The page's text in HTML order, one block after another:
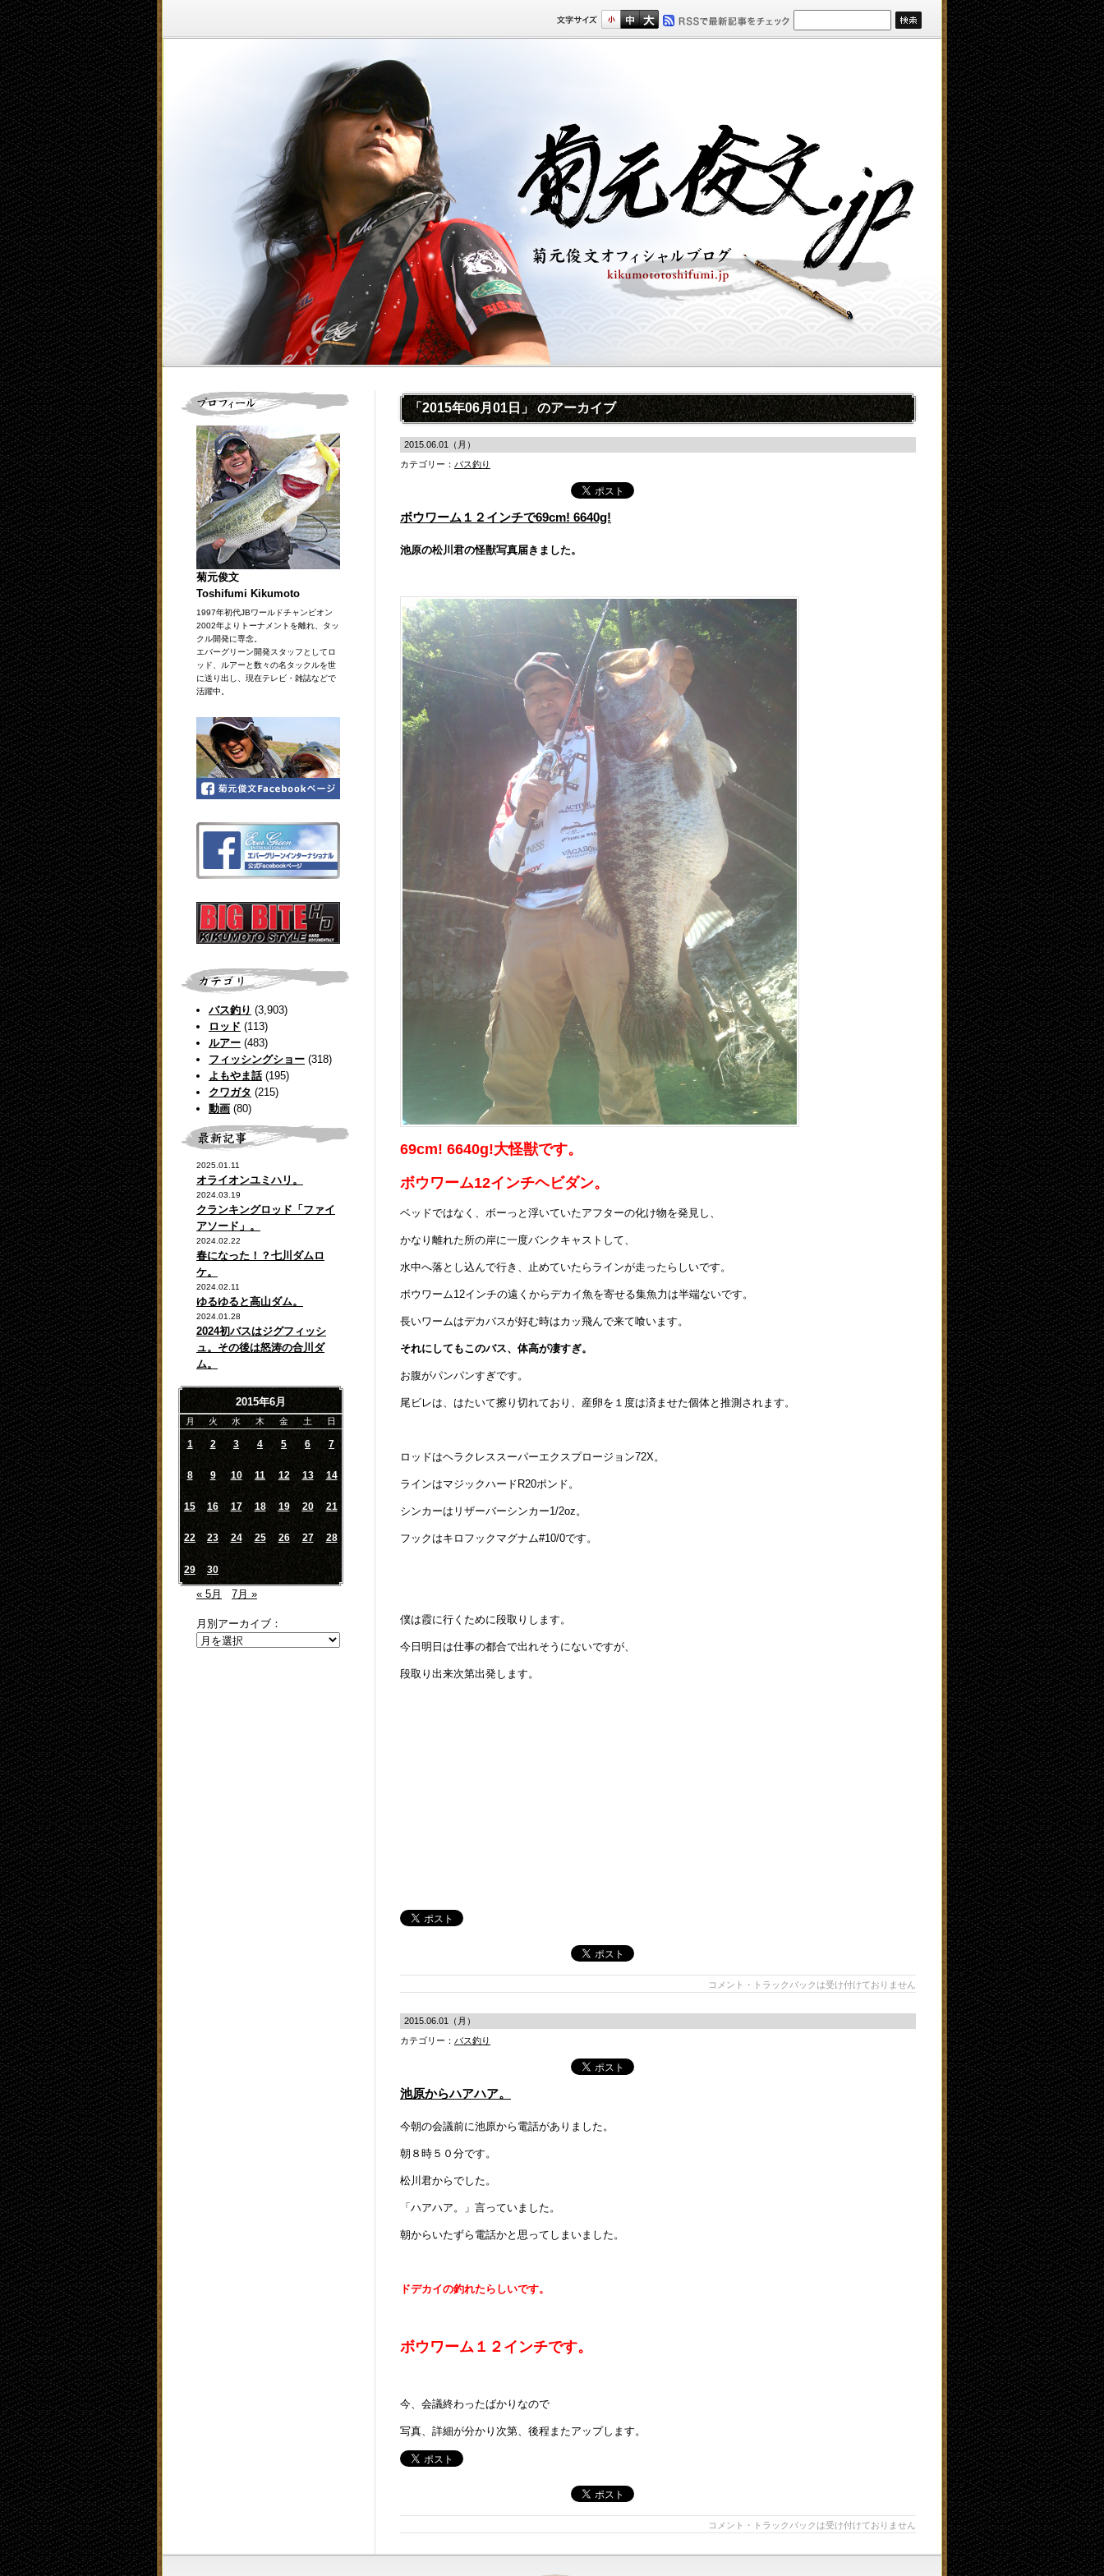
菊元俊文
Toshifumi Kikumoto
1997年初代JBワールドチャンピオン
2002年よりトーナメントを離れ、タッ
クル開発に専念。
エバーグリーン開発スタッフとしてロ
ッド、ルアーと数々の名タックルを世
に送り出し、現在テレビ・雑誌などで
活躍中。
バス釣り (3,903)
ロッド (113)
ルアー (483)
フィッシングショー (318)
よもやま話(195)
クワガタ (215)
動画 (80)
2025.01.11
オライオンユミハリ。
2024.03.19
クランキングロッド「ファイ
アソード」。
2024.02.22
春になった！？七川ダムロ
ケ。
2024.02.11
ゆるゆると高山ダム。
2024.01.28
2024初バスはジグフィッシ
ュ。その後は怒涛の合川ダ
ム。
2015年6月
月 火 水 木 金 土 日
1 2 3 4 5 6 7
8 9 10 11 12 13 14
15 16 17 18 19 20 21
22 23 24 25 26 27 28
29 30
« 5月 7月 »
月別アーカイブ：
「2015年06月01日」 のアーカイブ
2015.06.01（月）
カテゴリー： バス釣り
ボウワーム１２インチで69cm! 6640g!
池原の松川君の怪獣写真届きました。
69cm! 6640g!大怪獣です。
ボウワーム12インチヘビダン。
ベッドではなく、ボーっと浮いていたアフターの化け物を発見し、
かなり離れた所の岸に一度バンクキャストして、
水中へ落とし込んで行き、止めていたらラインが走ったらしいです。
ボウワーム12インチの遠くからデカイ魚を寄せる集魚力は半端ないです。
長いワームはデカバスが好む時はカッ飛んで来て喰います。
それにしてもこのバス、体高が凄すぎ。
お腹がパンパンすぎです。
尾ビレは、はたいて擦り切れており、産卵を１度は済ませた個体と推測されます。
ロッドはヘラクレススーパーエクスプロージョン72X。
ラインはマジックハードR20ポンド。
シンカーはリザーバーシンカー1/2oz。
フックはキロフックマグナム#10/0です。
僕は霞に行くために段取りします。
今日明日は仕事の都合で出れそうにないですが、
段取り出来次第出発します。
コメント・トラックバックは受け付けておりません
2015.06.01（月）
カテゴリー： バス釣り
池原からハアハア。
今朝の会議前に池原から電話がありました。
朝８時５０分です。
松川君からでした。
「ハアハア。」言っていました。
朝からいたずら電話かと思ってしまいました。
ドデカイの釣れたらしいです。
ボウワーム１２インチです。
今、会議終わったばかりなので
写真、詳細が分かり次第、後程またアップします。
コメント・トラックバックは受け付けておりません